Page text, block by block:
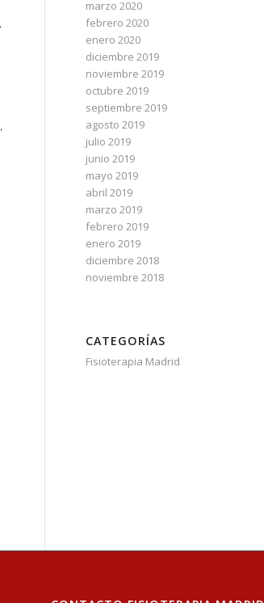
marzo 2020
febrero 2020
enero 2020
diciembre 2019
noviembre 2019
octubre 2019
septiembre 2019
agosto 2019
julio 2019
junio 2019
mayo 2019
abril 2019
marzo 2019
febrero 2019
enero 2019
diciembre 2018
noviembre 2018
CATEGORÍAS
Fisioterapia Madrid